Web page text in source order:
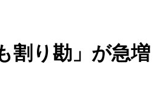
割り勘」が急増